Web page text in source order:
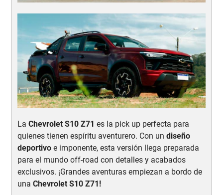
La Chevrolet S10 Z71 es la pick up perfecta para
quienes tienen espíritu aventurero. Con un diseño
deportivo e imponente, esta versión llega preparada
para el mundo off-road con detalles y acabados
exclusivos. ¡Grandes aventuras empiezan a bordo de
una Chevrolet S10 Z71!